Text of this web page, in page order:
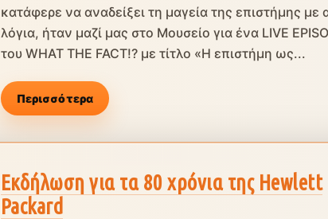
κατάφερε να αναδείξει τη μαγεία της επιστήμης με
λόγια, ήταν μαζί μας στο Μουσείο για ένα LIVE
του WHAT THE FACT!? με τίτλο «Η επιστήμη ως...
Περισσότερα
Εκδήλωση για τα 80 χρόνια της Hewlett
Packard